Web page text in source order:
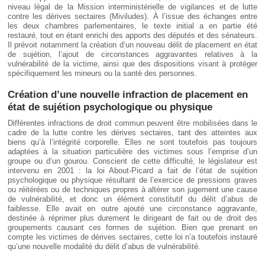
niveau légal de la Mission interministérielle de vigilances et de lutte
contre les dérives sectaires (Miviludes). À l’issue des échanges entre
les deux chambres parlementaires, le texte initial a en partie été
restauré, tout en étant enrichi des apports des députés et des sénateurs.
Il prévoit notamment la création d’un nouveau délit de placement en état
de sujétion, l’ajout de circonstances aggravantes relatives à la
vulnérabilité de la victime, ainsi que des dispositions visant à protéger
spécifiquement les mineurs ou la santé des personnes.
Création d’une nouvelle infraction de placement en
état de sujétion psychologique ou physique
Différentes infractions de droit commun peuvent être mobilisées dans le
cadre de la lutte contre les dérives sectaires, tant des atteintes aux
biens qu’à l’intégrité corporelle. Elles ne sont toutefois pas toujours
adaptées à la situation particulière des victimes sous l’emprise d’un
groupe ou d’un gourou. Conscient de cette difficulté, le législateur est
intervenu en 2001 : la loi About-Picard a fait de l’état de sujétion
psychologique ou physique résultant de l’exercice de pressions graves
ou réitérées ou de techniques propres à altérer son jugement une cause
de vulnérabilité, et donc un élément constitutif du délit d’abus de
faiblesse. Elle avait en outre ajouté une circonstance aggravante,
destinée à réprimer plus durement le dirigeant de fait ou de droit des
groupements causant ces formes de sujétion. Bien que prenant en
compte les victimes de dérives sectaires, cette loi n’a toutefois instauré
qu’une nouvelle modalité du délit d’abus de vulnérabilité.